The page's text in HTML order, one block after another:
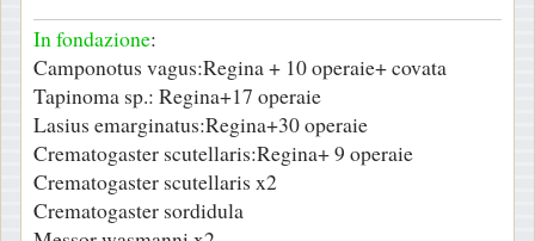
g
i
o
In fondazione:
Camponotus vagus:Regina + 10 operaie+ covata
Tapinoma sp.: Regina+17 operaie
Lasius emarginatus:Regina+30 operaie
Crematogaster scutellaris:Regina+ 9 operaie
Crematogaster scutellaris x2
Crematogaster sordidula